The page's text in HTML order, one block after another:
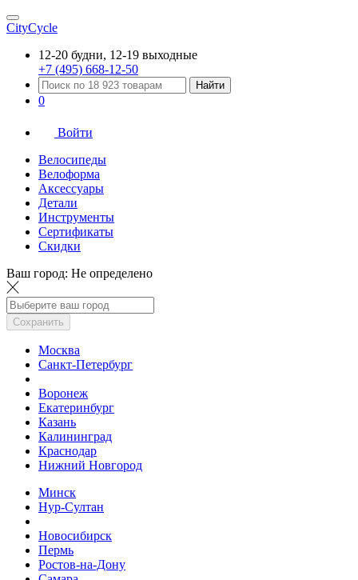
CityCycle
12-20 будни, 12-19 выходные
+7 (495) 668-12-50
Найти
0
Войти
Велосипеды
Велоформа
Аксессуары
Детали
Инструменты
Сертификаты
Скидки
Ваш город: Не определено
Сохранить
Москва
Санкт-Петербург
Воронеж
Екатеринбург
Казань
Калининград
Краснодар
Нижний Новгород
Минск
Нур-Султан
Новосибирск
Пермь
Ростов-на-Дону